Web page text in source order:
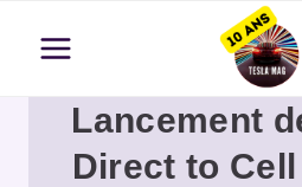
contenuLancement
Direct to